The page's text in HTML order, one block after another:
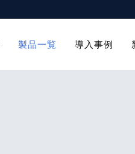
製品一覧 導入事例